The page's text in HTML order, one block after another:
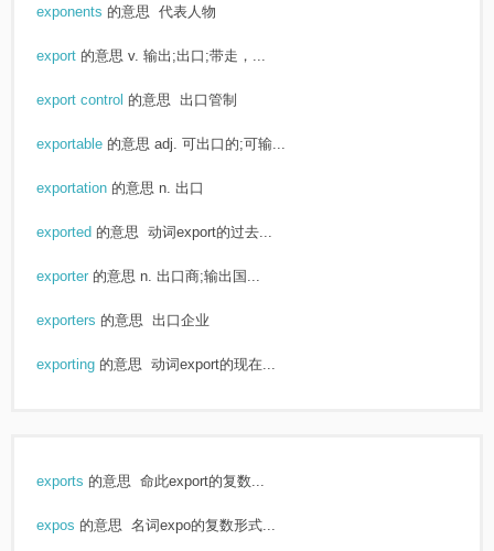
exponents 的意思 代表人物
export 的意思 v. 输出;出口;带走，...
export control 的意思 出口管制
exportable 的意思 adj. 可出口的;可输...
exportation 的意思 n. 出口
exported 的意思 动词export的过去...
exporter 的意思 n. 出口商;输出国...
exporters 的意思 出口企业
exporting 的意思 动词export的现在...
exports 的意思 命此export的复数...
expos 的意思 名词expo的复数形式...